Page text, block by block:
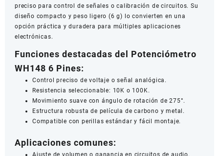
preciso para control de señales o calibración de circuitos. Su
diseño compacto y peso ligero (6 g) lo convierten en una
opción práctica y duradera para múltiples aplicaciones
electrónicas.
Funciones destacadas del Potenciómetro
WH148 6 Pines:
Control preciso de voltaje o señal analógica.
Resistencia seleccionable: 10K o 100K.
Movimiento suave con ángulo de rotación de 275°.
Estructura robusta de película de carbono y metal.
Compatible con perillas estándar y fácil montaje.
Aplicaciones comunes: